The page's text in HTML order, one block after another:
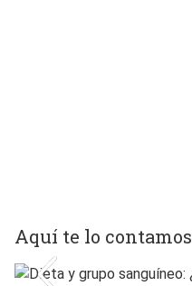
Aquí te lo contamos